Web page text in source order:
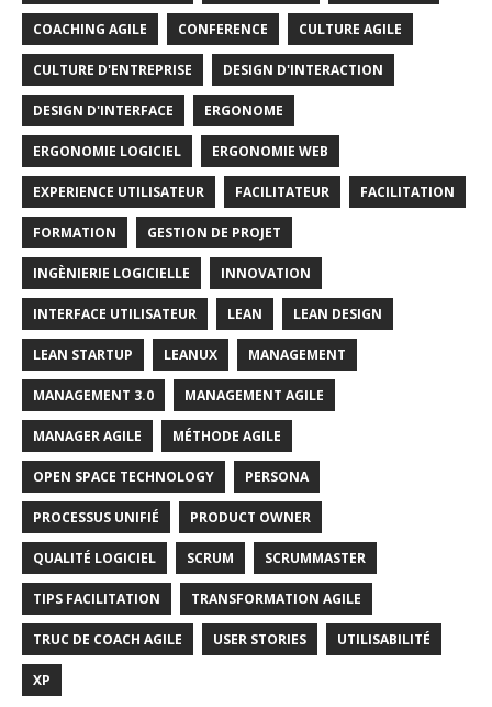
COACHING AGILE CONFERENCE CULTURE AGILE
CULTURE D'ENTREPRISE DESIGN D'INTERACTION
DESIGN D'INTERFACE ERGONOME
ERGONOMIE LOGICIEL ERGONOMIE WEB
EXPERIENCE UTILISATEUR FACILITATEUR FACILITATION
FORMATION GESTION DE PROJET
INGÈNIERIE LOGICIELLE INNOVATION
INTERFACE UTILISATEUR LEAN LEAN DESIGN
LEAN STARTUP LEANUX MANAGEMENT
MANAGEMENT 3.0 MANAGEMENT AGILE
MANAGER AGILE MÉTHODE AGILE
OPEN SPACE TECHNOLOGY PERSONA
PROCESSUS UNIFIÉ PRODUCT OWNER
QUALITÉ LOGICIEL SCRUM SCRUMMASTER
TIPS FACILITATION TRANSFORMATION AGILE
TRUC DE COACH AGILE USER STORIES UTILISABILITÉ
XP